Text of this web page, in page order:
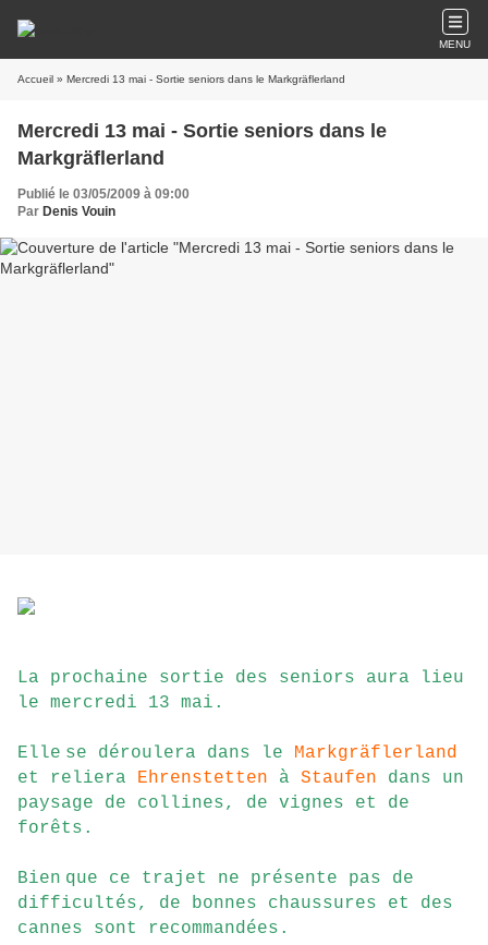
MENU
Accueil » Mercredi 13 mai - Sortie seniors dans le Markgräflerland
Mercredi 13 mai - Sortie seniors dans le
Markgräflerland
Publié le 03/05/2009 à 09:00
Par Denis Vouin
La prochaine sortie des seniors aura lieu
le mercredi 13 mai.
Elle se déroulera dans le Markgräflerland
et reliera Ehrenstetten à Staufen dans un
paysage de collines, de vignes et de
forêts.
Bien que ce trajet ne présente pas de
difficultés, de bonnes chaussures et des
cannes sont recommandées.